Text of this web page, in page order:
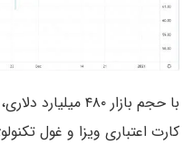
با حجم بازار ۴۸۰
کارت اعتباری ویزا و غول